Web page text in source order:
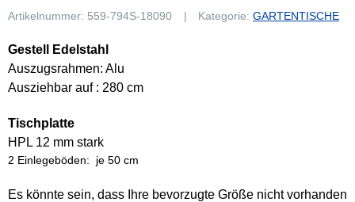
Artikelnummer: 559-794S-18090 Kategorie: GARTENTISCHE
Gestell Edelstahl
Auszugsrahmen: Alu
Ausziehbar auf : 280 cm
Tischplatte
HPL 12 mm stark
2 Einlegeböden: je 50 cm
Es könnte sein, dass Ihre bevorzugte Größe nicht vorhanden